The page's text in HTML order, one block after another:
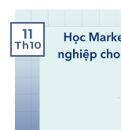
11
Th10